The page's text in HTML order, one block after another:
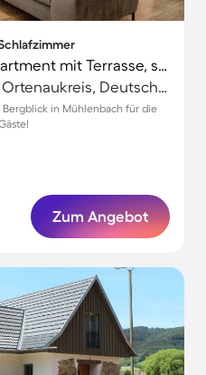
Familienorientiertes Apartment mit Terrasse, schnellem Internet und Grill | Bergblick
Haslach im Kinzigtal, Ortenaukreis, Deutschland
in Mühlenbach für die
Zum Angebot